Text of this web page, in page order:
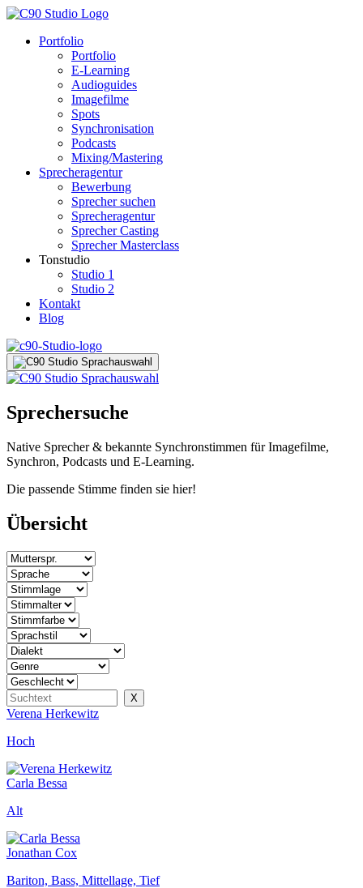
Portfolio
Portfolio
E-Learning
Audioguides
Imagefilme
Spots
Synchronisation
Podcasts
Mixing/Mastering
Sprecheragentur
Bewerbung
Sprecher suchen
Sprecheragentur
Sprecher Casting
Sprecher Masterclass
Tonstudio
Studio 1
Studio 2
Kontakt
Blog
Sprechersuche
Native Sprecher & bekannte Synchronstimmen für Imagefilme,
Synchron, Podcasts und E-Learning.
Die passende Stimme finden sie hier!
Übersicht
Verena Herkewitz
Hoch
Carla Bessa
Alt
Jonathan Cox
Bariton, Bass, Mittellage, Tief